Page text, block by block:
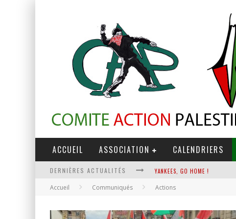
ACCUEIL ASSOCIATION CALENDRIERS
DERNIÈRES ACTUALITÉS YANKEES, GO HOME !
CHANTAGE TERRORISTE
LA RÉVOLUTION OU RIEN
Accueil Communiqués Actions